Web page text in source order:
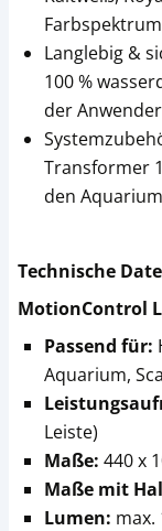
Farbspektrum
Langlebig &
100 %
der
Transformer
den
Technische
MotionControl
Passend für:
Aquarium,
Leiste)
Maße: 440 x
Maße mit
Lumen: max.